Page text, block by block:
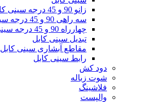
زانو 90 و 45 درجه سینی کابل افقی
سه راهی 90 و 45 درجه سینی کابل
چهارراه 90 و 45 درجه سینی کابل
تبدیل سینی کابل
مقاطع آبشاری سینی کابل
رابط سینی کابل
دود کش
شوت زباله
فلاشینگ
والپست